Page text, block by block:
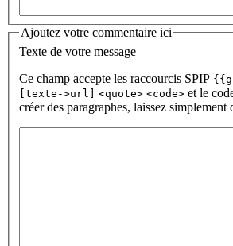
Ajoutez votre commentaire ici
Texte de votre message
Ce champ accepte les raccourcis SPIP
[texte->url] <quote> <code> et le
créer des paragraphes, laissez simplement